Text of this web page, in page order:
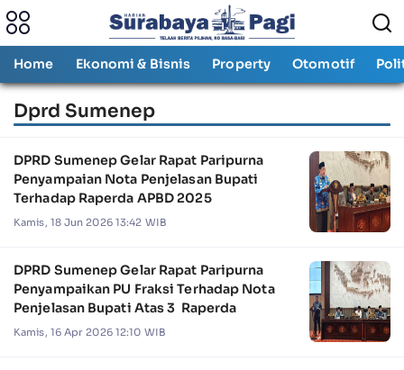
Home Ekonomi & Bisnis Property Otomotif
Dprd Sumenep
DPRD Sumenep Gelar Rapat Paripurna
Penyampaian Nota Penjelasan Bupati
Terhadap Raperda APBD 2025
Kamis, 18 Jun 2026 13:42 WIB
DPRD Sumenep Gelar Rapat Paripurna
Penyampaikan PU Fraksi Terhadap Nota
Penjelasan Bupati Atas 3 Raperda
Kamis, 16 Apr 2026 12:10 WIB